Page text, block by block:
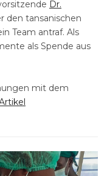
Dr.
den tansanischen
Team antraf. Als
als Spende aus
mit dem